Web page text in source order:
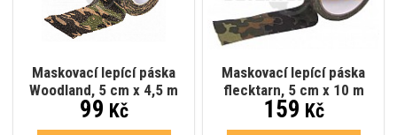
Maskovací lepící páska
Woodland, 5 cm x 4,5 m
99 Kč
Maskovací lepící páska
flecktarn, 5 cm x 10 m
159 Kč